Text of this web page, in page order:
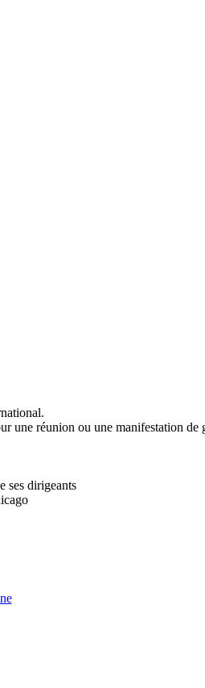
une réunion ou une manifestation de
ses dirigeants